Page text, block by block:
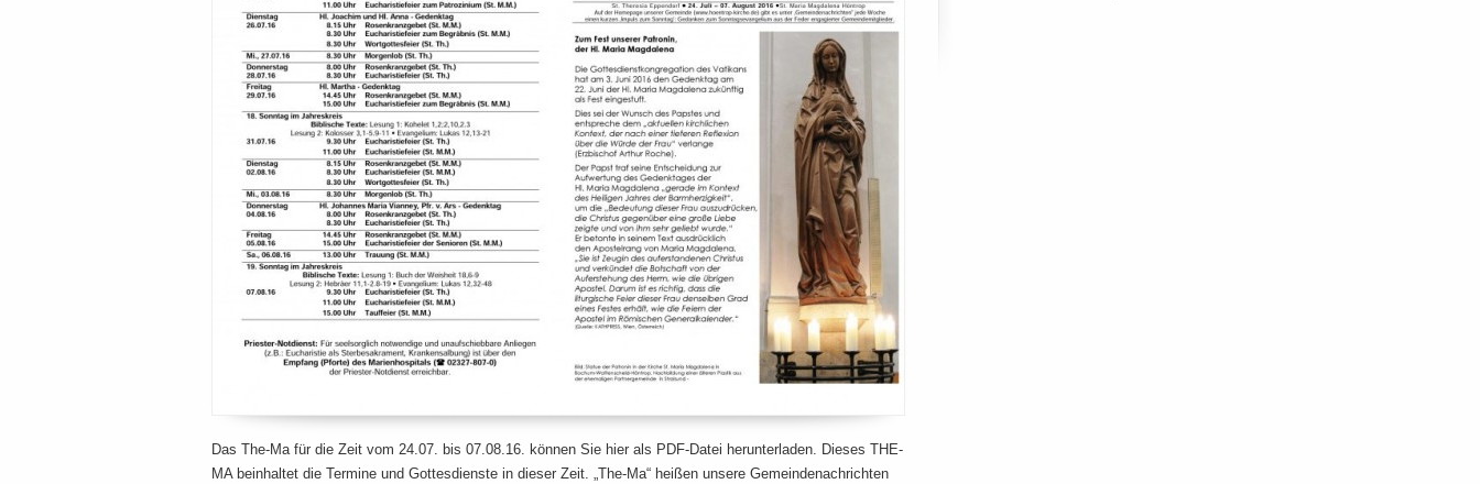
Das The-Ma für die Zeit vom 24.07. bis 07.08.16. können Sie hier als PDF-Datei herunterladen. Dieses THE-
MA beinhaltet die Termine und Gottesdienste in dieser Zeit. „The-Ma“ heißen unsere Gemeindenachrichten